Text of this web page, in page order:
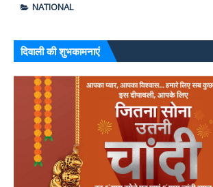
NATIONAL
दिवाली की शुभकामनाएं